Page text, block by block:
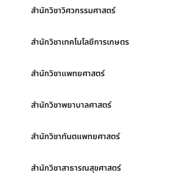
สำนักวิชาวิศวกรรมศาสตร์
สำนักวิชาเทคโนโลยีการเกษตร
สำนักวิชาแพทยศาสตร์
สำนักวิชาพยาบาลศาสตร์
สำนักวิชาทันตแพทยศาสตร์
สำนักวิชาสาธารณสุขศาสตร์